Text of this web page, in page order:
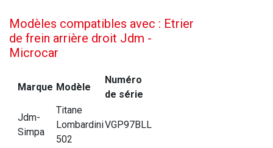
Modèles compatibles avec : Etrier
de frein arrière droit Jdm -
Microcar
Marque Modèle
Numéro
de série
Jdm-
Simpa
Titane
Lombardini
502
VGP97BLL